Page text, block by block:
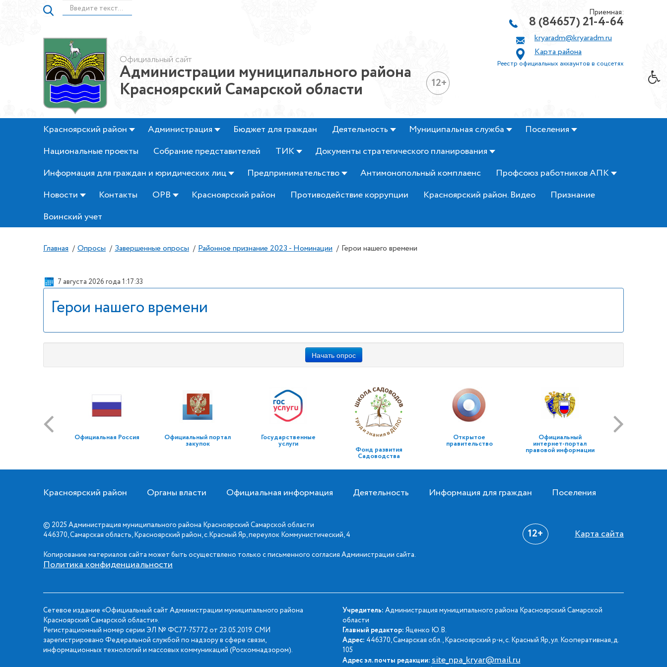
Официальный сайт
Администрации муниципального района
Красноярский Самарской области 12+
Приемная:
8 (84657) 21-4-64
kryaradm@kryaradm.ru
Карта района
Реестр официальных аккаунтов в соцсетях
Красноярский район Администрация Бюджет для граждан Деятельность Муниципальная служба
Поселения
Национальные проекты
Собрание представителей ТИК
Документы стратегического планирования
Информация для граждан и юридических лиц
Предпринимательство Антимонопольный комплаенс
Профсоюз работников АПК
Новости
Контакты ОРВ Красноярский район Противодействие коррупции Красноярский район. Видео
Признание
Воинский учет
Главная / Опросы / Завершенные опросы / Районное признание 2023 - Номинации / Герои нашего времени
7 августа 2026 года 1:17:33
Герои нашего времени
Начать опрос
Официальная Россия Официальный портал
закупок
Государственные
услуги
Фонд развития
Садоводства
Открытое
правительство
Официальный
интернет-портал
правовой информации
Красноярский район Органы власти Официальная информация Деятельность Информация для граждан Поселения
© 2025 Администрация муниципального района Красноярский Самарской области
446370, Самарская область, Красноярский район, с.Красный Яр, переулок Коммунистический, 4
Копирование материалов сайта может быть осуществлено только с письменного согласия Администрации сайта.
Политика конфиденциальности
12+ Карта сайта
Сетевое издание «Официальный сайт Администрации муниципального района
Красноярский Самарской области».
Регистрационный номер серии ЭЛ № ФС77-75772 от 23.05.2019. СМИ
зарегистрировано Федеральной службой по надзору в сфере связи,
информационных технологий и массовых коммуникаций (Роскомнадзором).
Учредитель: Администрация муниципального района Красноярский Самарской
области
Главный редактор: Яценко Ю.В.
Адрес: 446370, Самарская обл., Красноярский р-н, с. Красный Яр, ул. Кооперативная, д.
105
Адрес эл. почты редакции:site_npa_kryar@mail.ru